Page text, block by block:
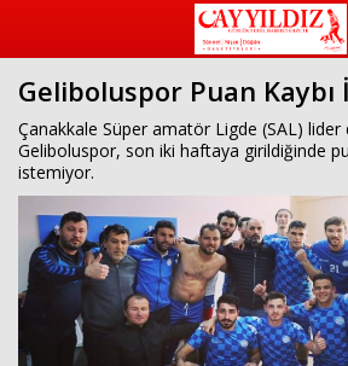
Geliboluspor Puan
Çanakkale Süper amatör Ligde (SAL)
Geliboluspor, son iki haftaya girildiğinde
istemiyor.